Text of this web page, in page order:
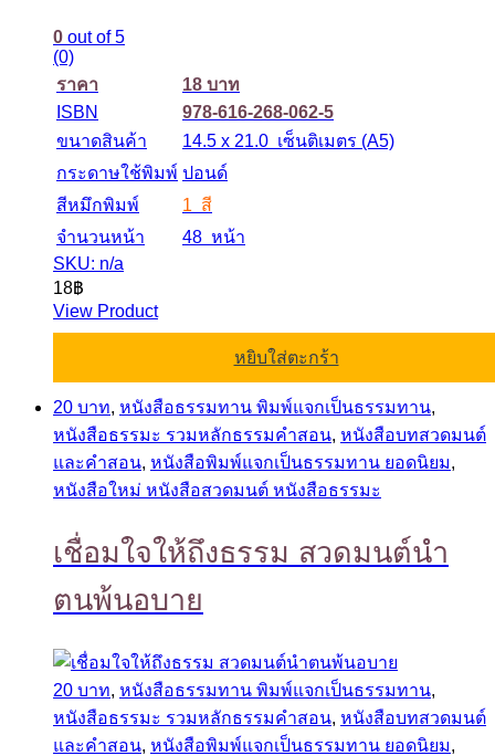
0 out of 5
(0)
ราคา
18 บาท
ISBN
978-616-268-062-5
ขนาดสินค้า
14.5 x 21.0 เซ็นติเมตร (A5)
กระดาษใช้พิมพ์ ปอนด์
สีหมึกพิมพ์
1 สี
จำนวนหน้า
48 หน้า
SKU: n/a
18฿
View Product
หยิบใส่ตะกร้า
20 บาท, หนังสือธรรมทาน พิมพ์แจกเป็นธรรมทาน,
หนังสือธรรมะ รวมหลักธรรมคำสอน, หนังสือบทสวดมนต์
และคำสอน, หนังสือพิมพ์แจกเป็นธรรมทาน ยอดนิยม,
หนังสือใหม่ หนังสือสวดมนต์ หนังสือธรรมะ
เชื่อมใจให้ถึงธรรม สวดมนต์นำ
ตนพ้นอบาย
20 บาท, หนังสือธรรมทาน พิมพ์แจกเป็นธรรมทาน,
หนังสือธรรมะ รวมหลักธรรมคำสอน, หนังสือบทสวดมนต์
และคำสอน, หนังสือพิมพ์แจกเป็นธรรมทาน ยอดนิยม,